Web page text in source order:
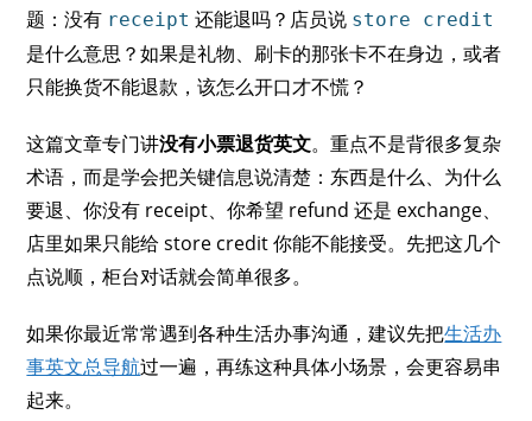
题：没有 receipt 还能退吗？店员说 store credit
是什么意思？如果是礼物、刷卡的那张卡不在身边，或者
只能换货不能退款，该怎么开口才不慌？
这篇文章专门讲没有小票退货英文。重点不是背很多复杂
术语，而是学会把关键信息说清楚：东西是什么、为什么
要退、你没有 receipt、你希望 refund 还是 exchange、
店里如果只能给 store credit 你能不能接受。先把这几个
点说顺，柜台对话就会简单很多。
如果你最近常常遇到各种生活办事沟通，建议先把生活办
事英文总导航过一遍，再练这种具体小场景，会更容易串
起来。